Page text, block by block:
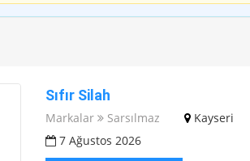
Sıfır Silah
Markalar Sarsılmaz
Kayseri
7 Ağustos 2026